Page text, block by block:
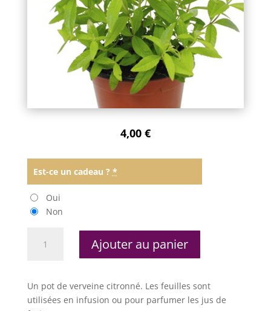
4,00 €
Est-ce un cadeau ? *
Oui
Non
Ajouter au panier
Un pot de verveine citronné. Les feuilles sont
utilisées en infusion ou pour parfumer les jus de